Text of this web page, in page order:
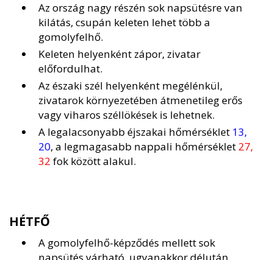
Az ország nagy részén sok napsütésre van
kilátás, csupán keleten lehet több a
gomolyfelhő.
Keleten helyenként zápor, zivatar
előfordulhat.
Az északi szél helyenként megélénkül,
zivatarok környezetében átmenetileg erős
vagy viharos széllökések is lehetnek.
A legalacsonyabb éjszakai hőmérséklet 13,
20, a legmagasabb nappali hőmérséklet 27,
32 fok között alakul.
HÉTFŐ
A gomolyfelhő-képződés mellett sok